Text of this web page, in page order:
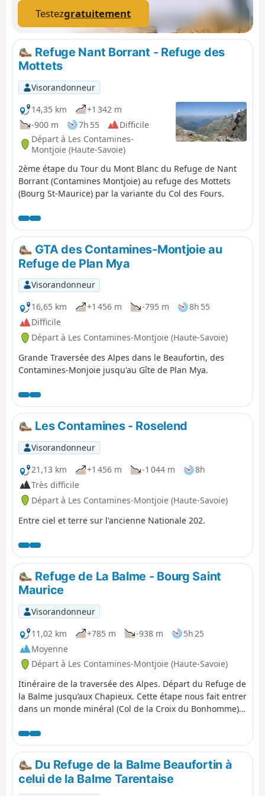
Testezgratuitement
Refuge Nant Borrant - Refuge des
Mottets
Visorandonneur
14,35 km
+1 342 m
-900 m
7h 55
Difficile
Départ à Les Contamines-
Montjoie (Haute-Savoie)
2ème étape du Tour du Mont Blanc du Refuge de Nant
Borrant (Contamines Montjoie) au refuge des Mottets
(Bourg St-Maurice) par la variante du Col des Fours.
GTA des Contamines-Montjoie au
Refuge de Plan Mya
Visorandonneur
16,65 km
+1 456 m -795 m
8h 55
Difficile
Départ à Les Contamines-Montjoie (Haute-Savoie)
Grande Traversée des Alpes dans le Beaufortin, des
Contamines-Monjoie jusqu'au Gîte de Plan Mya.
Les Contamines - Roselend
Visorandonneur
21,13 km
+1 456 m -1 044 m
8h
Très difficile
Départ à Les Contamines-Montjoie (Haute-Savoie)
Entre ciel et terre sur l'ancienne Nationale 202.
Refuge de La Balme - Bourg Saint
Maurice
Visorandonneur
11,02 km
+785 m -938 m
5h 25
Moyenne
Départ à Les Contamines-Montjoie (Haute-Savoie)
Itinéraire de la traversée des Alpes. Départ du Refuge de
la Balme jusqu’aux Chapieux. Cette étape nous fait entrer
dans un monde minéral (Col de la Croix du Bonhomme)
belle région du Beaufortain.
Du Refuge de la Balme Beaufortin à
celui de la Balme Tarentaise